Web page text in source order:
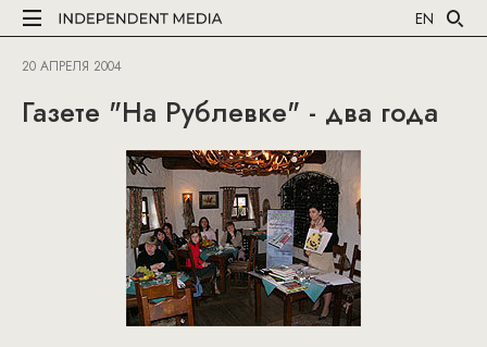
EN
20 АПРЕЛЯ 2004
Газете "На Рублевке" - два года